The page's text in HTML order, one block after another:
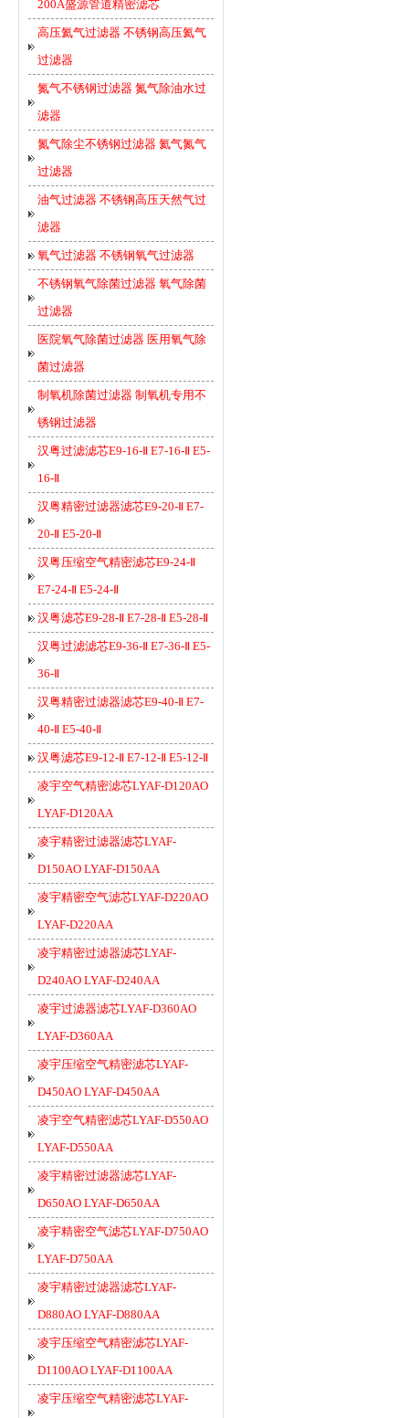
200A盛源管道精密滤芯
高压氦气过滤器 不锈钢高压氦气
过滤器
氮气不锈钢过滤器 氮气除油水过
滤器
氮气除尘不锈钢过滤器 氦气氮气
过滤器
油气过滤器 不锈钢高压天然气过
滤器
氧气过滤器 不锈钢氧气过滤器
不锈钢氧气除菌过滤器 氧气除菌
过滤器
医院氧气除菌过滤器 医用氧气除
菌过滤器
制氧机除菌过滤器 制氧机专用不
锈钢过滤器
汉粤过滤滤芯E9-16-Ⅱ E7-16-Ⅱ E5-
16-Ⅱ
汉粤精密过滤器滤芯E9-20-Ⅱ E7-
20-Ⅱ E5-20-Ⅱ
汉粤压缩空气精密滤芯E9-24-Ⅱ
E7-24-Ⅱ E5-24-Ⅱ
汉粤滤芯E9-28-Ⅱ E7-28-Ⅱ E5-28-Ⅱ
汉粤过滤滤芯E9-36-Ⅱ E7-36-Ⅱ E5-
36-Ⅱ
汉粤精密过滤器滤芯E9-40-Ⅱ E7-
40-Ⅱ E5-40-Ⅱ
汉粤滤芯E9-12-Ⅱ E7-12-Ⅱ E5-12-Ⅱ
凌宇空气精密滤芯LYAF-D120AO
LYAF-D120AA
凌宇精密过滤器滤芯LYAF-
D150AO LYAF-D150AA
凌宇精密空气滤芯LYAF-D220AO
LYAF-D220AA
凌宇精密过滤器滤芯LYAF-
D240AO LYAF-D240AA
凌宇过滤器滤芯LYAF-D360AO
LYAF-D360AA
凌宇压缩空气精密滤芯LYAF-
D450AO LYAF-D450AA
凌宇空气精密滤芯LYAF-D550AO
LYAF-D550AA
凌宇精密过滤器滤芯LYAF-
D650AO LYAF-D650AA
凌宇精密空气滤芯LYAF-D750AO
LYAF-D750AA
凌宇精密过滤器滤芯LYAF-
D880AO LYAF-D880AA
凌宇压缩空气精密滤芯LYAF-
D1100AO LYAF-D1100AA
凌宇压缩空气精密滤芯LYAF-